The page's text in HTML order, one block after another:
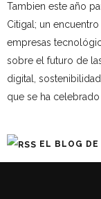
Tambien este año
Citigal; un
empresas
sobre el futuro de
digital,
que se ha celebrado
EL BLOG